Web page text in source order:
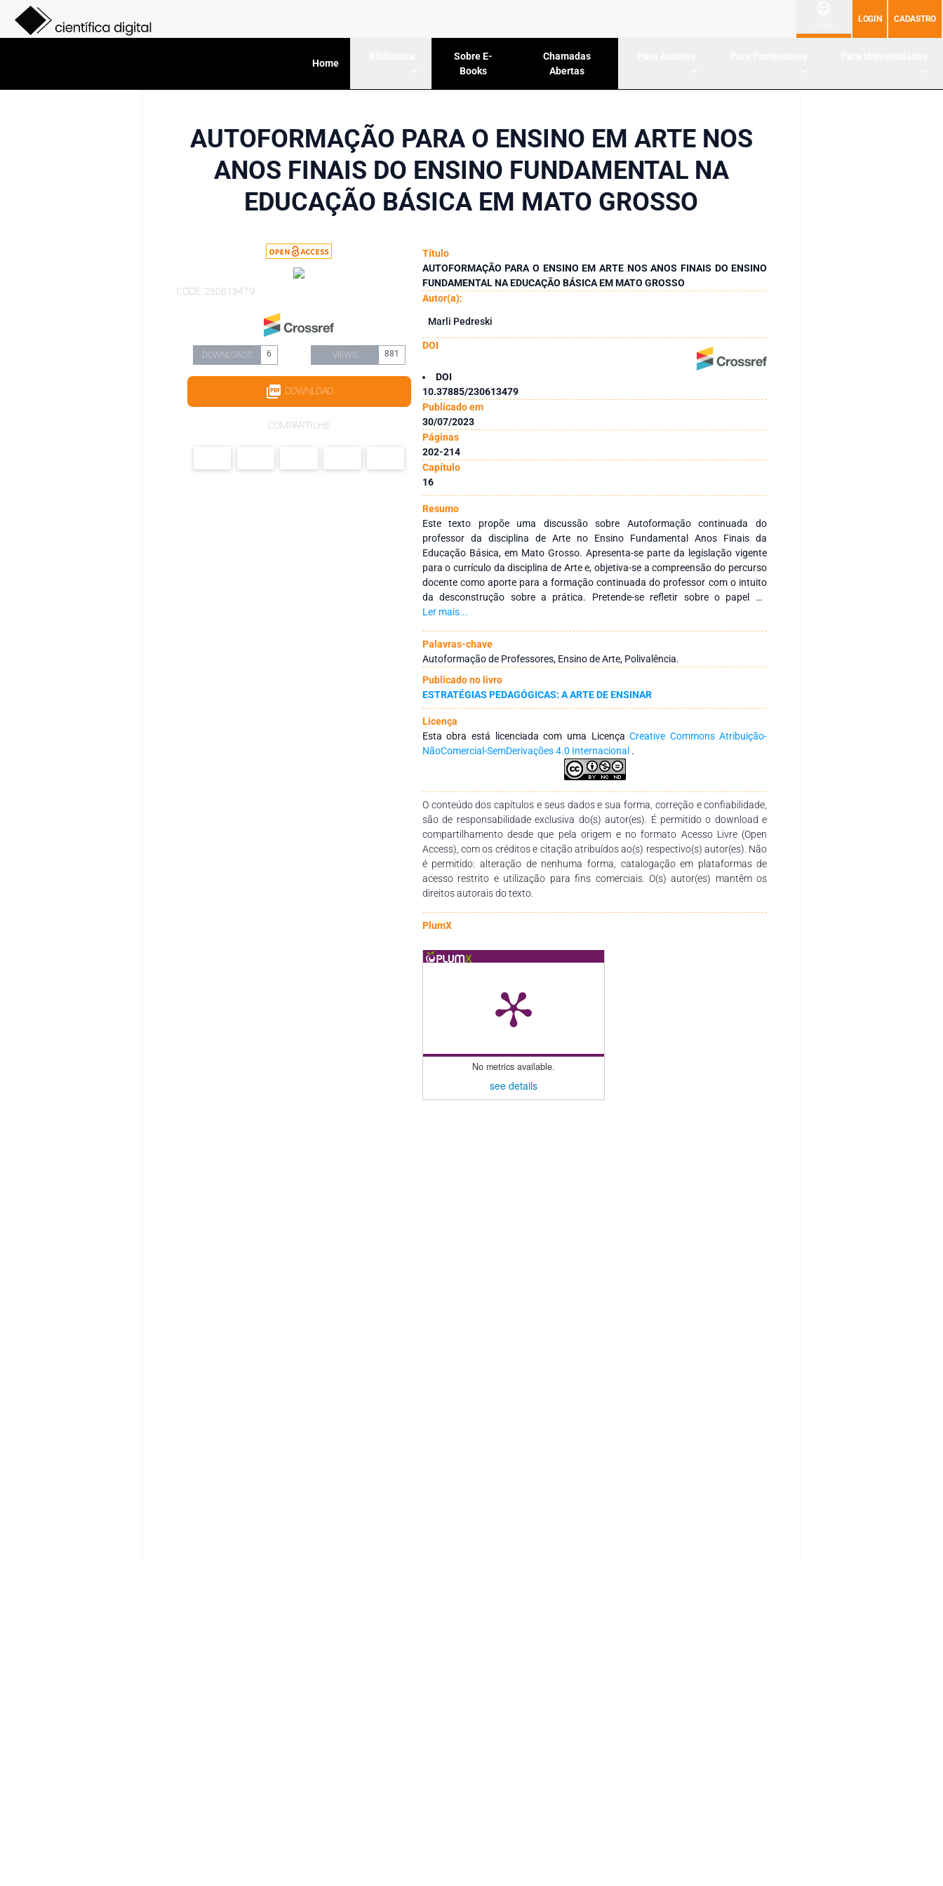
LOGIN CADASTRO
Home
Sobre E-
Books
Chamadas
Abertas
AUTOFORMAÇÃO PARA O ENSINO EM ARTE NOS
ANOS FINAIS DO ENSINO FUNDAMENTAL NA
EDUCAÇÃO BÁSICA EM MATO GROSSO
CODE: 230613479
DOWNLOADS 6 VIEWS 881
DOWNLOAD
COMPARTILHE
Título
AUTOFORMAÇÃO PARA O ENSINO EM ARTE NOS ANOS FINAIS DO ENSINO
FUNDAMENTAL NA EDUCAÇÃO BÁSICA EM MATO GROSSO
Autor(a):
Marli Pedreski
DOI
DOI
10.37885/230613479
Publicado em
30/07/2023
Páginas
202-214
Capítulo
16
Resumo
Este texto propõe uma discussão sobre Autoformação continuada do
professor da disciplina de Arte no Ensino Fundamental Anos Finais da
Educação Básica, em Mato Grosso. Apresenta-se parte da legislação vigente
para o currículo da disciplina de Arte e, objetiva-se a compreensão do percurso
docente como aporte para a formação continuada do professor com o intuito
da desconstrução sobre a prática. Pretende-se refletir sobre o papel do
professor sobre o ensino polivalente para com as linguagens artísticas e
documentos da Base Nacional Comum Curricular (2017) e o Documento de
Referência Curricular para Mato Grosso (2018). Como aporte teórico,
fundamenta-se em Tardif;Lessard (2014), Freire (1996), Passeggi (2016),
Monteiro (2014), Barbosa(1998-2008) e demais autores relacionados à
temática. Busca-se com esta reflexão, contribuir para a prática do ensino
significativo para com a disciplina de Arte na escola de Educação Básica.
Ler mais...
Palavras-chave
Autoformação de Professores, Ensino de Arte, Polivalência.
Publicado no livro
ESTRATÉGIAS PEDAGÓGICAS: A ARTE DE ENSINAR
Licença
Esta obra está licenciada com uma LicençaCreative Commons Atribuição-
NãoComercial-SemDerivações 4.0 Internacional .
O conteúdo dos capítulos e seus dados e sua forma, correção e confiabilidade,
são de responsabilidade exclusiva do(s) autor(es). É permitido o download e
compartilhamento desde que pela origem e no formato Acesso Livre (Open
Access), com os créditos e citação atribuídos ao(s) respectivo(s) autor(es). Não
é permitido: alteração de nenhuma forma, catalogação em plataformas de
acesso restrito e utilização para fins comerciais. O(s) autor(es) mantêm os
direitos autorais do texto.
PlumX
No metrics available.
see details